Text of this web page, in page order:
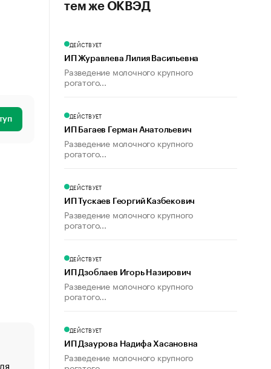
«От спорта тело стареет иначе». Как живет глава
тем же ОКВЭД
ДЕЙСТВУЕТ
ИП Журавлева Лилия Васильевна
Разведение молочного крупного
рогатого...
ДЕЙСТВУЕТ
ИП Багаев Герман Анатольевич
Разведение молочного крупного
рогатого...
ДЕЙСТВУЕТ
ИП Тускаев Георгий Казбекович
Разведение молочного крупного
рогатого...
ДЕЙСТВУЕТ
ИП Дзоблаев Игорь Назирович
Разведение молочного крупного
рогатого...
ДЕЙСТВУЕТ
ИП Дзаурова Надифа Хасановна
Разведение молочного крупного